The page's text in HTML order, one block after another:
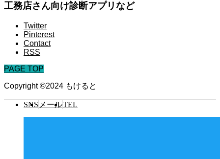
工務店さん向け診断アプリなど
Twitter
Pinterest
Contact
RSS
PAGE TOP
Copyright ©2024 もけると
SNS メールTEL